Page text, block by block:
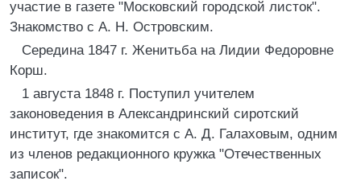
участие в газете "Московский городской листок".
Знакомство с А. Н. Островским.
Середина 1847 г. Женитьба на Лидии Федоровне
Корш.
1 августа 1848 г. Поступил учителем
законоведения в Александринский сиротский
институт, где знакомится с А. Д. Галаховым, одним
из членов редакционного кружка "Отечественных
записок".